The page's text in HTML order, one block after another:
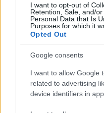
I want to opt-out of
Retention, Sale, and/
Personal Data that Is
Purposes for which it
Opted Out
Google consents
I want to allow Google
related to advertising
device identifiers in
Marfin: Η 46χρονη
απολογηθεί την
συμμετείχε στη
100.000 άτομα»
ΠΑΟΚ – Άντερλεχτ
ηττήθηκαν στο
θα ψάξουν την
Πιο